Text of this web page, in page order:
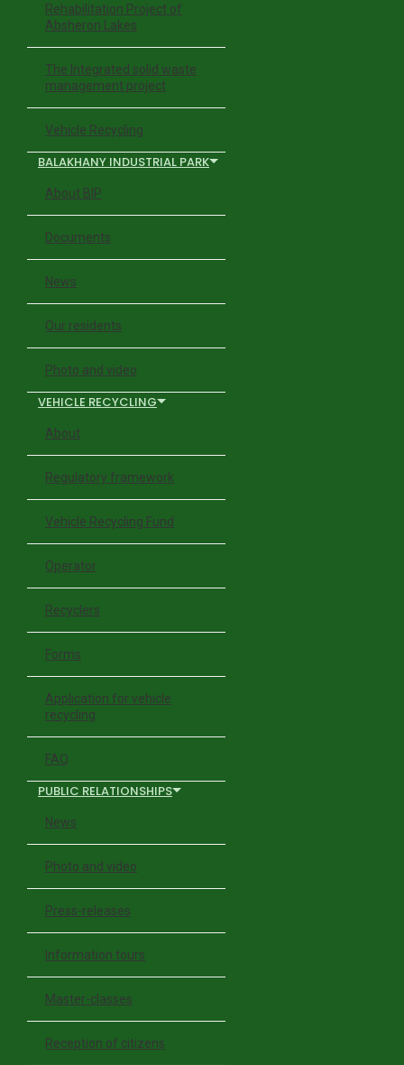
Rehabilitation Project of
Absheron Lakes
The Integrated solid waste
management project
Vehicle Recycling
BALAKHANY INDUSTRIAL PARK
About BIP
Documents
News
Our residents
Photo and video
VEHICLE RECYCLING
About
Regulatory framework
Vehicle Recycling Fund
Operator
Recyclers
Forms
Application for vehicle
recycling
FAQ
PUBLIC RELATIONSHIPS
News
Photo and video
Press-releases
Information tours
Master-classes
Reception of citizens